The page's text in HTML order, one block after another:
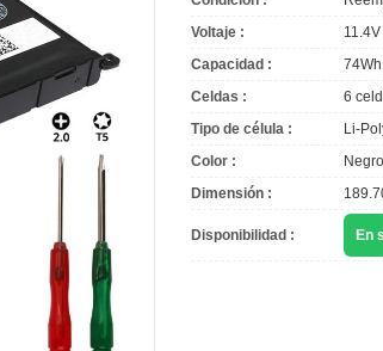
Voltaje :
11.4V
Capacidad :
74Wh
Celdas :
6
Tipo de célula :
Li-
Color :
Negro
Dimensión :
Disponibilidad : En